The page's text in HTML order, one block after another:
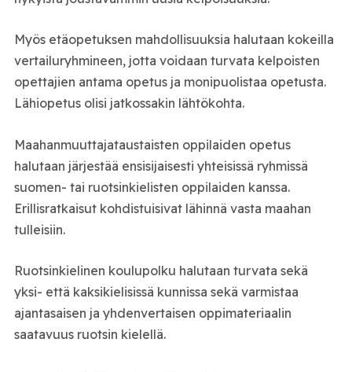
Myös etäopetuksen mahdollisuuksia halutaan kokeilla
vertailuryhmineen, jotta voidaan turvata kelpoisten
opettajien antama opetus ja monipuolistaa opetusta.
Lähiopetus olisi jatkossakin lähtökohta.
Maahanmuuttajataustaisten oppilaiden opetus
halutaan järjestää ensisijaisesti yhteisissä ryhmissä
suomen- tai ruotsinkielisten oppilaiden kanssa.
Erillisratkaisut kohdistuisivat lähinnä vasta maahan
tulleisiin.
Ruotsinkielinen koulupolku halutaan turvata sekä
yksi- että kaksikielisissä kunnissa sekä varmistaa
ajantasaisen ja yhdenvertaisen oppimateriaalin
saatavuus ruotsin kielellä.